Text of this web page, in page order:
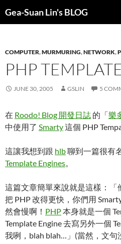
Gea-Suan Lin's BLOG
COMPUTER,MURMURING,NETWORK,
PHP
JUNE 30, 2005 GSLIN 5
在 Roodo! Blog 開發日誌 的「樂
中使用了 Smarty這個 PHP
這讓我想到跟 hlb聊到一篇很有
Template Engines。
這篇文章簡單來說就是這樣：
把 PHP 改得更快，你們用
然會慢啊！ PHP本身就是一個
Template Engine 去寫另外一個
我咧，blah blah…」(當然，文句